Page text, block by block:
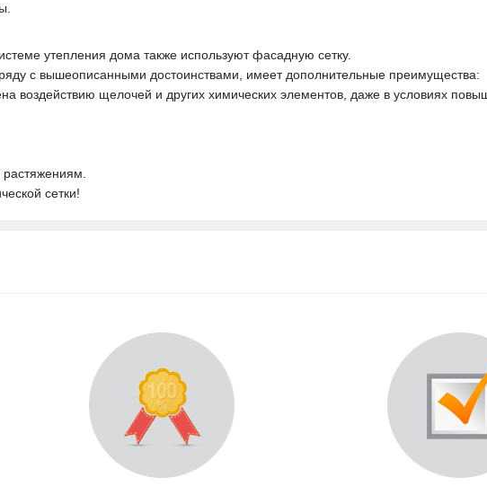
утепления дома также используют фасадную сетку.
с вышеописанными достоинствами, имеет дополнительные преимущества:
воздействию щелочей и других химических элементов, даже в условиях
сетки!